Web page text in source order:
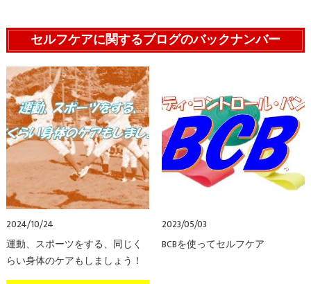
セルフケアに関するブログのバックナンバー
2024/10/24
運動、スポーツをする、同じく
らい身体のケアもしましょう！
2023/05/03
BCBを使ってセルフケア